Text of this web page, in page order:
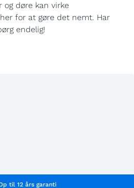
og døre kan virke
for at gøre det nemt. Har
endelig!
til 12 års garanti